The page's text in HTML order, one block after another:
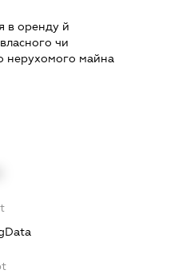
в оренду й
чи
нерухомого майна